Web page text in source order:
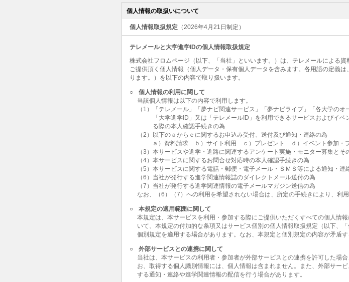
個人情報の取扱いについて
個人情報取扱規定 （2026年4月21日制定）
テレメールと大学進学IDの個人情報取扱規定
株式会社フロムページ（以下、「当社」といいます。）は、テレメールによる
ご提供頂く個人情報（個人データ・保有個人データを含みます。各用語の定義
ります。）を以下の内容で取り扱います。
○
個人情報の利用に関して
当該個人情報は以下の内容で利用します。
（1）「テレメール」「夢ナビ関連サービス」「夢ナビライブ」「各大学の
「大学進学ID」又は「テレメールID」を利用できるサービスおよびイ
る際の本人確認手続きの為
（2）以下のａからｅに関するお申込み受付、送付及び通知・連絡の為
ａ）資料請求 ｂ）サイト利用 ｃ）プレゼント ｄ）イベント参加・
（3）本サービスや進学・進路に関連するアンケート実施・モニター募集とそ
（4）本サービスに関するお問合せ対応時の本人確認手続きの為
（5）本サービスに関する電話・郵便・電子メール・ＳＭＳ等による通知・連
（6）当社が発行する進学関連情報誌のダイレクトメール送付の為
（7）当社が発行する進学関連情報の電子メールマガジン送信の為
なお、（6）（7）への利用を希望されない場合は、所定の手続きにより、利
○
本規定の適用範囲に関して
本規定は、本サービスを利用・参加する際にご提供いただくすべての個人情
いて、本規定の付加的な条項又はサービス個別の個人情報取扱規定（以下、
個別規定を適用する場合があります。なお、本規定と個別規定の内容が矛盾
○
外部サービスとの連携に関して
当社は、本サービスの利用者・参加者が外部サービスとの連携を許可した場
お、取得する個人識別情報には、個人情報は含まれません。また、外部サー
する通知・連絡や進学関連情報の配信を行う場合があります。